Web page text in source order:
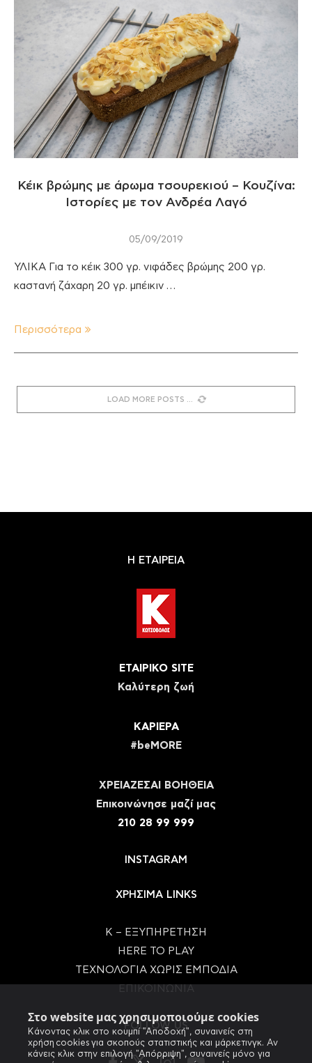
Στο website μας χρησιμοποιούμε cookies
Κάνοντας κλικ στο κουμπί "Αποδοχή", συναινείς στη
χρήση cookies για σκοπούς στατιστικής και μάρκετινγκ. Αν
κάνεις κλικ στην επιλογή "Απόρριψη", συναινείς μόνο για
Κέικ βρώμης με άρωμα τσουρεκιού – Κουζίνα:
Ιστορίες με τον Ανδρέα Λαγό
05/09/2019
ΥΛΙΚΑ Για το κέικ 300 γρ. νιφάδες βρώμης 200 γρ.
καστανή ζάχαρη 20 γρ. μπέικιν …
Περισσότερα
LOAD MORE POSTS
Η ΕΤΑΙΡΕΙΑ
ΕΤΑΙΡΙΚΟ SITE
Καλύτερη ζωή
ΚΑΡΙΕΡΑ
#beMORE
ΧΡΕΙΑΖΕΣΑΙ ΒΟΗΘΕΙΑ
Eπικοινώνησε μαζί μας
210 28 99 999
INSTAGRAM
ΧΡΗΣΙΜΑ LINKS
Κ – ΕΞΥΠΗΡΕΤΗΣΗ
HERE TO PLAY
ΤΕΧΝΟΛΟΓΙΑ ΧΩΡΙΣ ΕΜΠΟΔΙΑ
FOLLOW US